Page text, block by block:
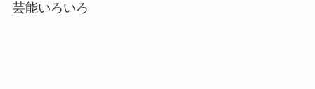
芸能いろいろ